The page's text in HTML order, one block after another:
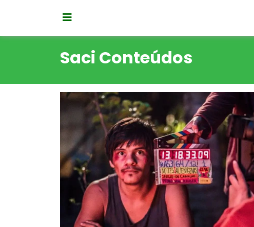
Saci Conteúdos